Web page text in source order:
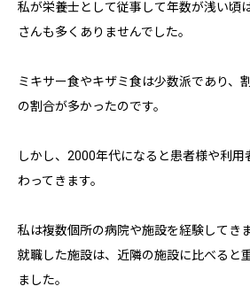
私が栄養士として従事して年数が浅い頃
さんも多くありませんでした。
ミキサー食やキザミ食は少数派であり、
の割合が多かったのです。
しかし、2000年代になると患者様や利用
わってきます。
私は複数個所の病院や施設を経験してき
就職した施設は、近隣の施設に比べると
ました。